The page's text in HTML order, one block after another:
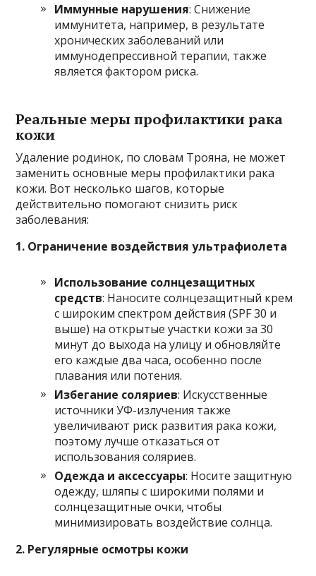
Иммунные нарушения: Снижение
иммунитета, например, в результате
хронических заболеваний или
иммунодепрессивной терапии, также
является фактором риска.
Реальные меры профилактики рака
кожи
Удаление родинок, по словам Трояна, не может
заменить основные меры профилактики рака
кожи. Вот несколько шагов, которые
действительно помогают снизить риск
заболевания:
1. Ограничение воздействия ультрафиолета
Использование солнцезащитных
средств: Наносите солнцезащитный крем
с широким спектром действия (SPF 30 и
выше) на открытые участки кожи за 30
минут до выхода на улицу и обновляйте
его каждые два часа, особенно после
плавания или потения.
Избегание соляриев: Искусственные
источники УФ-излучения также
увеличивают риск развития рака кожи,
поэтому лучше отказаться от
использования соляриев.
Одежда и аксессуары: Носите защитную
одежду, шляпы с широкими полями и
солнцезащитные очки, чтобы
минимизировать воздействие солнца.
2. Регулярные осмотры кожи